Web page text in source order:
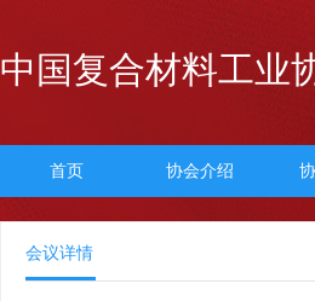
中国复合材料工业
首页 协会介绍
会议详情